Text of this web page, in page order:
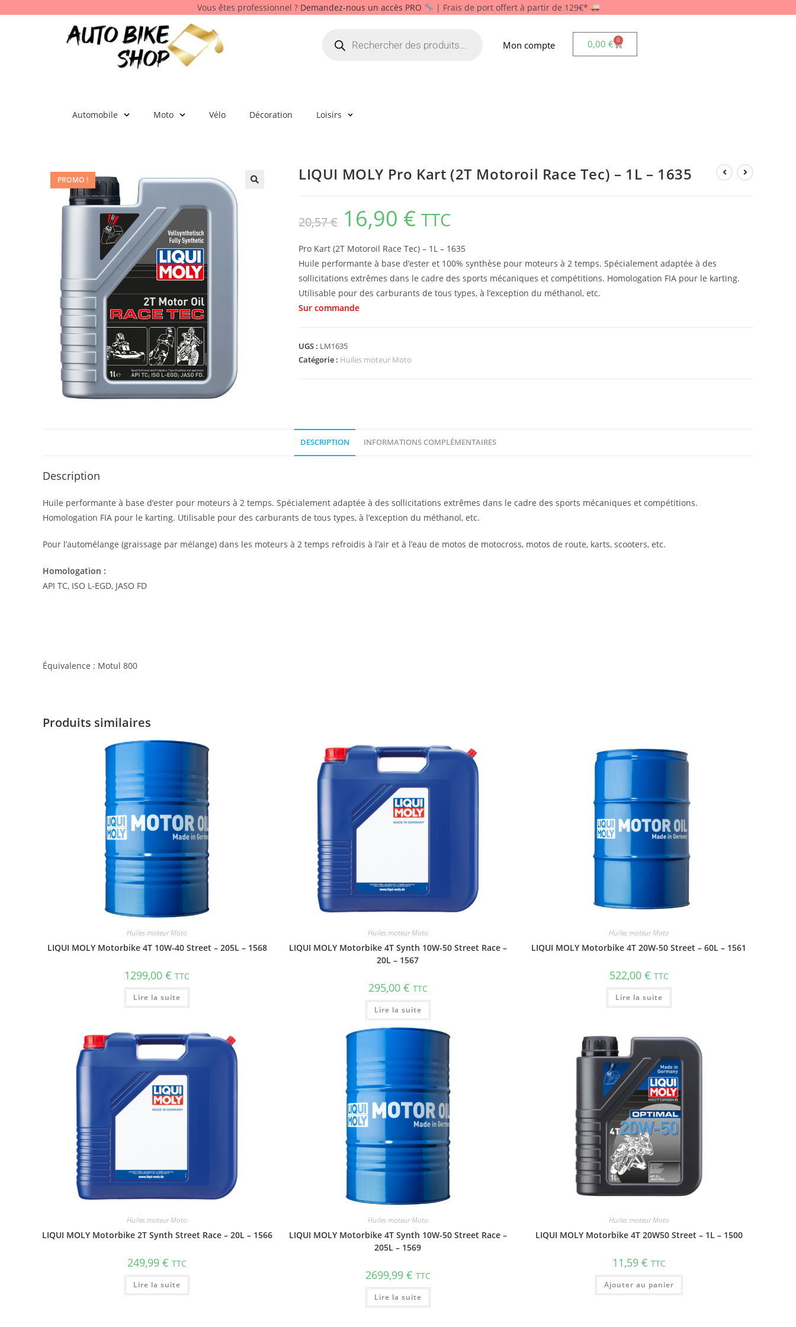
Vous êtes professionnel ? Demandez-nous un accès PRO | Frais de port offert à partir de 129€*
Mon compte 0,00 € 0
Automobile Moto Vélo Décoration Loisirs
PROMO ! LIQUI MOLY Pro Kart (2T Motoroil Race Tec) – 1L – 1635
20,57€ 16,90 € TTC
Pro Kart (2T Motoroil Race Tec) – 1L – 1635
Huile performante à base d’ester et 100% synthèse pour moteurs à 2 temps. Spécialement adaptée à des
sollicitations extrêmes dans le cadre des sports mécaniques et compétitions. Homologation FIA pour le karting.
Utilisable pour des carburants de tous types, à l’exception du méthanol, etc.
UGS : LM1635
Catégorie : Huiles moteur Moto
DESCRIPTION INFORMATIONS COMPLÉMENTAIRES
Description
Huile performante à base d’ester pour moteurs à 2 temps. Spécialement adaptée à des sollicitations extrêmes dans le cadre des sports mécaniques et compétitions.
Homologation FIA pour le karting. Utilisable pour des carburants de tous types, à l’exception du méthanol, etc.
Pour l’automélange (graissage par mélange) dans les moteurs à 2 temps refroidis à l’air et à l’eau de motos de motocross, motos de route, karts, scooters, etc.
Homologation :
API TC, ISO L-EGD, JASO FD
Équivalence : Motul 800
Produits similaires
Huiles moteur Moto
LIQUI MOLY Motorbike 4T 10W-40 Street – 205L – 1568
1299,00€ TTC
Lire la suite
Huiles moteur Moto
LIQUI MOLY Motorbike 4T Synth 10W-50 Street Race –
20L – 1567
295,00 € TTC
Lire la suite
Huiles moteur Moto
LIQUI MOLY Motorbike 4T 20W-50 Street – 60L – 1561
522,00 € TTC
Lire la suite
Huiles moteur Moto
LIQUI MOLY Motorbike 2T Synth Street Race – 20L – 1566
249,99€ TTC
Lire la suite
Huiles moteur Moto
LIQUI MOLY Motorbike 4T Synth 10W-50 Street Race –
205L – 1569
2699,99 € TTC
Lire la suite
Huiles moteur Moto
LIQUI MOLY Motorbike 4T 20W50 Street – 1L – 1500
11,59 € TTC
Ajouter au panier